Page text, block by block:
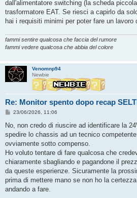
i
o
dall'alimentatore switching (la scheda
trasformatore EAT. Se riesci a capirlo da
hai i requisiti minimi per poter fare un lavoro
fammi sentire qualcosa che faccia del rumore
fammi vedere qualcosa che abbia del colore
Venomnp94
Newbie
Re: Monitor spento dopo recap
M
s
a
g
i
o
23/06/2026, 11:06
No, non credo di riuscire ad identificare la
spedire lo chassis ad un tecnico
ovviamente sotto compenso.
Ho voluto tentare di fare qualcosa che
chiaramente sbagliando e pagandone il
da queste esperienze. Sicuramente la
prima di mettere mano se non ho la
andando a fare.